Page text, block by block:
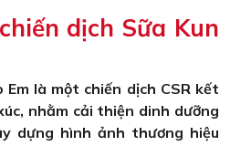
dịch Sữa Kun
Em là một chiến dịch CSR kết
nhằm cải thiện dinh dưỡng
dựng hình ảnh thương hiệu